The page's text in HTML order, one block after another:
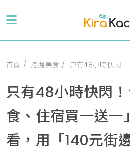
首頁 挖掘美食 只有48小時快閃！台北晶華「美食、住宿買
只有48小時快閃
食、住宿買一送一
看，用「140元街